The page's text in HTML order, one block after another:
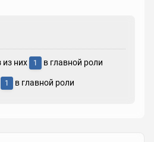
из них 1 в главной роли
1 в главной роли